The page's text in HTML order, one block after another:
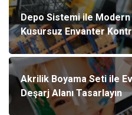
Depo Sistemi ile
Kusursuz Envanter
Akrilik Boyama Seti ile
Deşarj Alanı Tasarlayın